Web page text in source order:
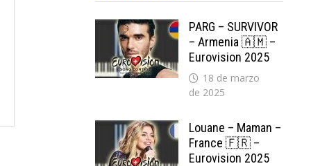
PARG – SURVIVOR
– Armenia 🇦🇲 –
Eurovision 2025
18 de marzo
de 2025
Louane – Maman –
France 🇫🇷 –
Eurovision 2025